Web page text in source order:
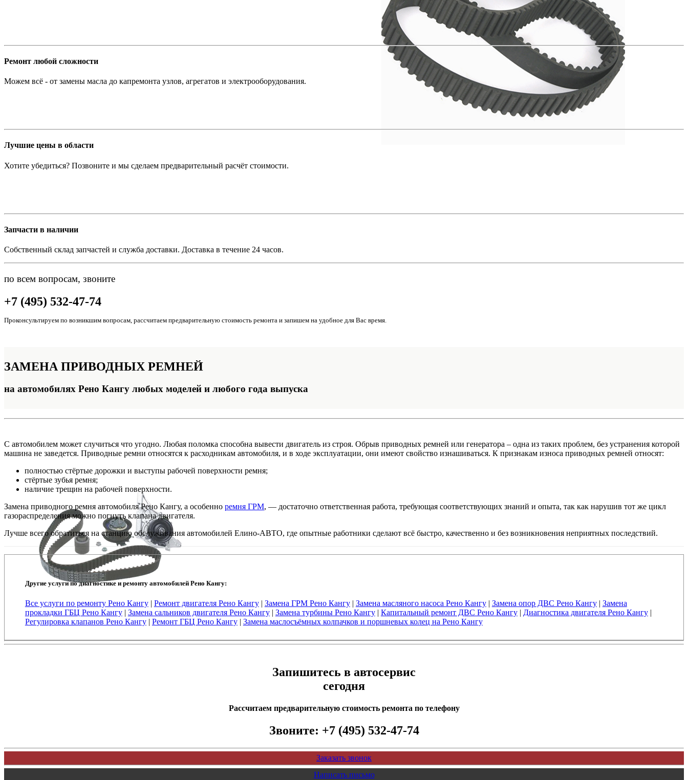
Ремонт любой сложности
Можем всё - от замены масла до капремонта узлов, агрегатов и электрооборудования.
Лучшие цены в области
Хотите убедиться? Позвоните и мы сделаем предварительный расчёт стоимости.
Запчасти в наличии
Собственный склад запчастей и служба доставки. Доставка в течение 24 часов.
по всем вопросам, звоните
+7 (495) 532-47-74
Проконсультируем по возникшим вопросам, рассчитаем предварительную стоимость ремонта и запишем на удобное для Вас время.
ЗАМЕНА ПРИВОДНЫХ РЕМНЕЙ
на автомобилях Рено Кангу любых моделей и любого года выпуска
С автомобилем может случиться что угодно. Любая поломка способна вывести двигатель из строя. Обрыв приводных ремней или генератора – одна из таких проблем, без устранения которой
машина не заведется. Приводные ремни относятся к расходникам автомобиля, и в ходе эксплуатации, они имеют свойство изнашиваться. К признакам износа приводных ремней относят:
полностью стёртые дорожки и выступы рабочей поверхности ремня;
стёртые зубья ремня;
наличие трещин на рабочей поверхности.
Замена приводного ремня автомобиля Рено Кангу, а особенно ремня ГРМ, — достаточно ответственная работа, требующая соответствующих знаний и опыта, так как нарушив тот же цикл
газораспределения можно погнуть клапана двигателя.
Лучше всего обратиться на станцию обслуживания автомобилей Елино-АВТО, где опытные работники сделают всё быстро, качественно и без возникновения неприятных последствий.
Другие услуги по диагностике и ремонту автомобилей Рено Кангу:
Все услуги по ремонту Рено Кангу| Ремонт двигателя Рено Кангу| Замена ГРМ Рено Кангу| Замена масляного насоса Рено Кангу| Замена опор ДВС Рено Кангу| Замена
прокладки ГБЦ Рено Кангу| Замена сальников двигателя Рено Кангу| Замена турбины Рено Кангу| Капитальный ремонт ДВС Рено Кангу| Диагностика двигателя Рено Кангу|
Регулировка клапанов Рено Кангу| Ремонт ГБЦ Рено Кангу| Замена маслосъёмных колпачков и поршневых колец на Рено Кангу
Запишитесь в автосервис
сегодня
Рассчитаем предварительную стоимость ремонта по телефону
Звоните: +7 (495) 532-47-74
Заказать звонок
Написать письмо